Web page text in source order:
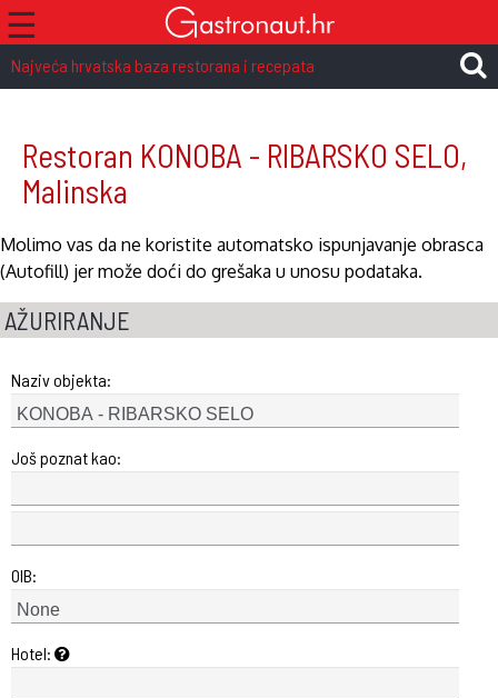
☰
Najveća hrvatska baza restorana i recepata
Restoran KONOBA - RIBARSKO SELO,
Malinska
Molimo vas da ne koristite automatsko ispunjavanje obrasca
(Autofill) jer može doći do grešaka u unosu podataka.
AŽURIRANJE
Naziv objekta:
Još poznat kao:
OIB:
Hotel: